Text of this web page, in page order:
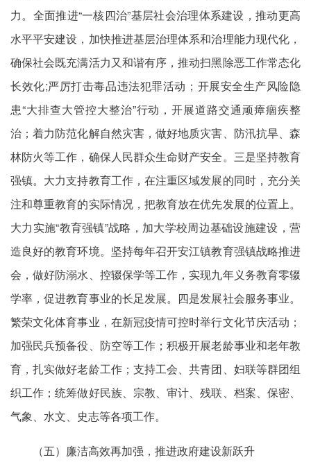
力。全面推进“一核四治”基层社会治理体系建设，推动更高
水平平安建设，加快推进基层治理体系和治理能力现代化，
确保社会既充满活力又和谐有序，推动扫黑除恶工作常态化
长效化;严厉打击毒品违法犯罪活动；开展安全生产风险隐
患“大排查大管控大整治”行动，开展道路交通顽瘴痼疾整
治；着力防范化解自然灾害，做好地质灾害、防汛抗旱、森
林防火等工作，确保人民群众生命财产安全。三是坚持教育
强镇。大力支持教育工作，在注重区域发展的同时，充分关
注和尊重教育的实际情况，把教育放在优先发展的位置上。
大力实施“教育强镇”战略，加大学校周边基础设施建设，营
造良好的教育环境。坚持每年召开安江镇教育强镇战略推进
会，做好防溺水、控辍保学等工作，实现九年义务教育零辍
学率，促进教育事业的长足发展。四是发展社会服务事业。
繁荣文化体育事业，在新冠疫情可控时举行文化节庆活动；
加强民兵预备役、防空等工作；积极开展老龄事业和老年教
育，扎实做好老龄工作；支持工会、共青团、妇联等群团组
织工作；统筹做好民族、宗教、审计、残联、档案、保密、
气象、水文、史志等各项工作。
（五）廉洁高效再加强，推进政府建设新跃升